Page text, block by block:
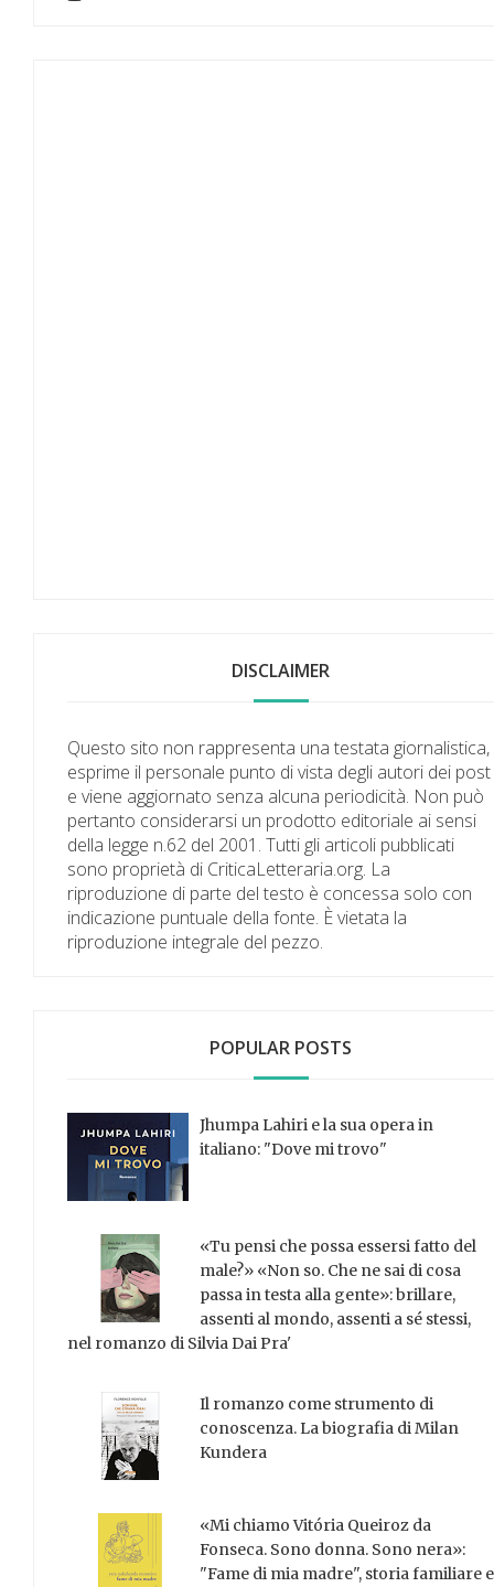
DISCLAIMER
Questo sito non rappresenta una testata giornalistica,
esprime il personale punto di vista degli autori dei post
e viene aggiornato senza alcuna periodicità. Non può
pertanto considerarsi un prodotto editoriale ai sensi
della legge n.62 del 2001. Tutti gli articoli pubblicati
sono proprietà di CriticaLetteraria.org. La
riproduzione di parte del testo è concessa solo con
indicazione puntuale della fonte. È vietata la
riproduzione integrale del pezzo.
POPULAR POSTS
Jhumpa Lahiri e la sua opera in
italiano: "Dove mi trovo"
«Tu pensi che possa essersi fatto del
male?» «Non so. Che ne sai di cosa
passa in testa alla gente»: brillare,
assenti al mondo, assenti a sé stessi,
nel romanzo di Silvia Dai Pra'
Il romanzo come strumento di
conoscenza. La biografia di Milan
Kundera
«Mi chiamo Vitória Queiroz da
Fonseca. Sono donna. Sono nera»:
"Fame di mia madre", storia familiare e